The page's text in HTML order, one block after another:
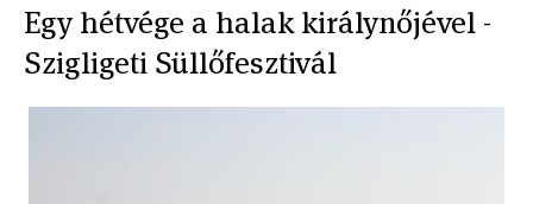
Egy hétvége a halak királynőjével -
Szigligeti Süllőfesztivál